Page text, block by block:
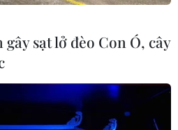
Bắc Bộ
viên Lê Văn Trung về đến
cấp cứu 115 thành phố Đà
và chuyển vào bệnh viện
sạt lở đèo Con Ó, cây